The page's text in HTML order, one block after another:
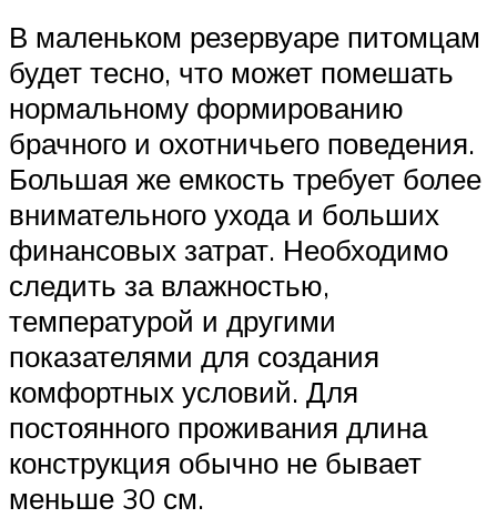
В маленьком резервуаре питомцам
будет тесно, что может помешать
нормальному формированию
брачного и охотничьего поведения.
Большая же емкость требует более
внимательного ухода и больших
финансовых затрат. Необходимо
следить за влажностью,
температурой и другими
показателями для создания
комфортных условий. Для
постоянного проживания длина
конструкция обычно не бывает
меньше 30 см.